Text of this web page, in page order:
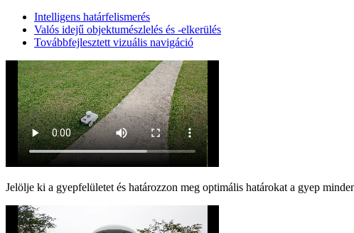
Intelligens határfelismerés
Valós idejű objektumészlelés és -elkerülés
Továbbfejlesztett vizuális navigáció
Jelölje ki a gyepfelületet és határozzon meg optimális határokat a gyep